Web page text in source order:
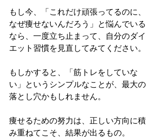
もし今、「これだけ頑張ってるのに、
なぜ痩せないんだろう」と悩んでいる
なら、一度立ち止まって、自分のダイ
エット習慣を見直してみてください。
もしかすると、「筋トレをしていな
い」というシンプルなことが、最大の
落とし穴かもしれません。
痩せるための努力は、正しい方向に積
み重ねてこそ、結果が出るもの。